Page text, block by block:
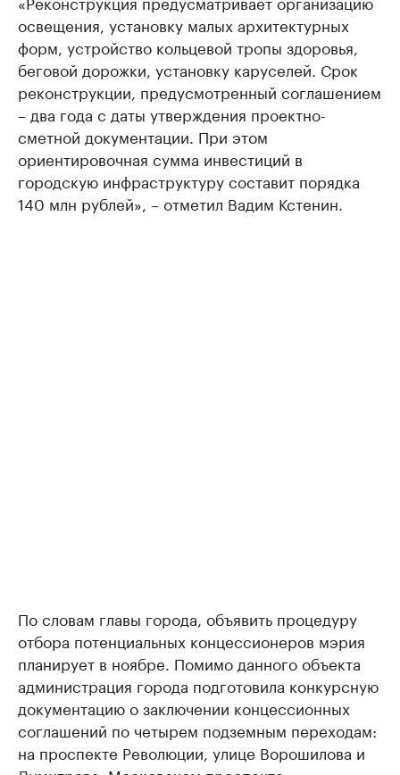
освещения, установку малых архитектурных
форм, устройство кольцевой тропы здоровья,
беговой дорожки, установку каруселей. Срок
реконструкции, предусмотренный соглашением
– два года с даты утверждения проектно-
сметной документации. При этом
ориентировочная сумма инвестиций в
городскую инфраструктуру составит порядка
140 млн рублей», – отметил Вадим Кстенин.
По словам главы города, объявить процедуру
отбора потенциальных концессионеров мэрия
планирует в ноябре. Помимо данного объекта
администрация города подготовила конкурсную
документацию о заключении концессионных
соглашений по четырем подземным переходам:
на проспекте Революции, улице Ворошилова и